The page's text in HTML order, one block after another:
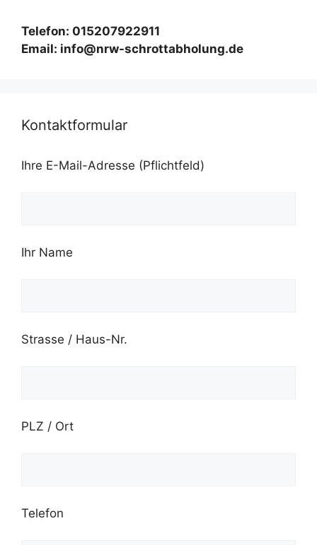
Telefon: 015207922911
Email: info@nrw-schrottabholung.de
Kontaktformular
Ihre E-Mail-Adresse (Pflichtfeld)
Ihr Name
Strasse / Haus-Nr.
PLZ / Ort
Telefon